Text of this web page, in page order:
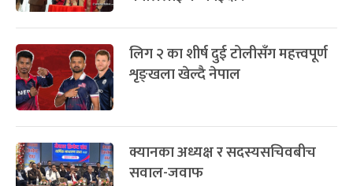
लिग २ का शीर्ष दुई टोलीसँग महत्त्वपूर्ण
शृङ्खला खेल्दै नेपाल
क्यानका अध्यक्ष र सदस्यसचिवबीच
सवाल-जवाफ